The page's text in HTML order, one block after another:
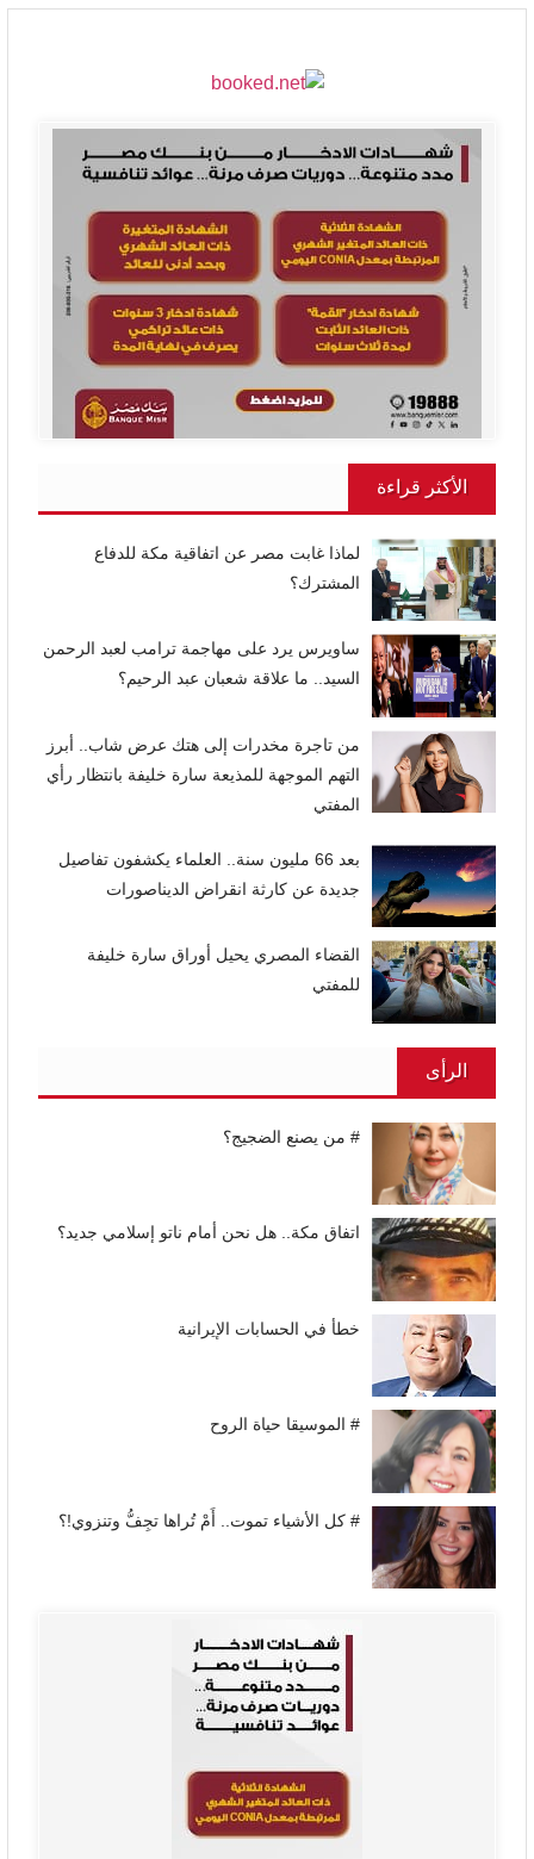
الأكثر قراءة
لماذا غابت مصر عن اتفاقية مكة للدفاع
المشترك؟
ساويرس يرد على مهاجمة ترامب لعبد الرحمن
السيد.. ما علاقة شعبان عبد الرحيم؟
من تاجرة مخدرات إلى هتك عرض شاب.. أبرز
التهم الموجهة للمذيعة سارة خليفة بانتظار رأي
المفتي
بعد 66 مليون سنة.. العلماء يكشفون تفاصيل
جديدة عن كارثة انقراض الديناصورات
القضاء المصري يحيل أوراق سارة خليفة
للمفتي
الرأى
# من يصنع الضجيج؟
اتفاق مكة.. هل نحن أمام ناتو إسلامي جديد؟
خطأ في الحسابات الإيرانية
# الموسيقا حياة الروح
# كل الأشياء تموت.. أَمْ تُراها تجِفُّ وتنزوي!؟